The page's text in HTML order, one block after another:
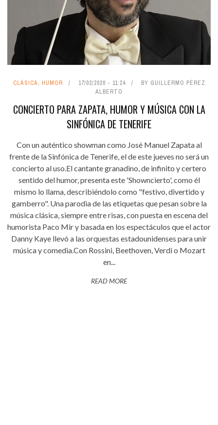
CLÁSICA, HUMOR 17/02/2020 - 11:24
BY GUILLERMO PÉREZ
ALBERTO
CONCIERTO PARA ZAPATA, HUMOR Y MÚSICA CON LA
SINFÓNICA DE TENERIFE
Con un auténtico showman como José Manuel Zapata al
frente de la Sinfónica de Tenerife, el de este jueves no será un
concierto al uso.El cantante granadino, de infinito y certero
sentido del humor, presenta este 'Showncierto', como él
mismo lo llama, describiéndolo como "festivo, divertido y
gamberro". Una parodia de las etiquetas que pesan sobre la
música clásica, siempre entre risas, con puesta en escena del
humorista Paco Mir y basada en los espectáculos que el actor
Danny Kaye llevó a las orquestas estadounidenses para unir
música y comedia.Con Rossini, Beethoven, Verdi o Mozart
en...
READ MORE